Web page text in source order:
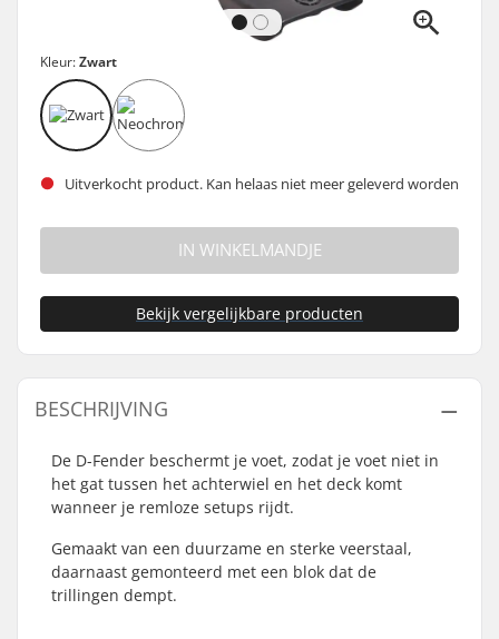
Kleur:Zwart
Uitverkocht product. Kan helaas niet meer geleverd worden
IN WINKELMANDJE
Bekijk vergelijkbare producten
BESCHRIJVING
De D-Fender beschermt je voet, zodat je voet niet in
het gat tussen het achterwiel en het deck komt
wanneer je remloze setups rijdt.
Gemaakt van een duurzame en sterke veerstaal,
daarnaast gemonteerd met een blok dat de
trillingen dempt.